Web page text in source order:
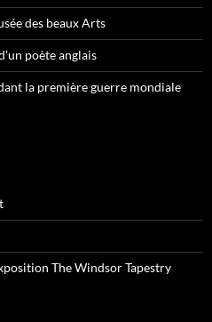
des beaux Arts
poète anglais
la première guerre mondiale
The Windsor Tapestry